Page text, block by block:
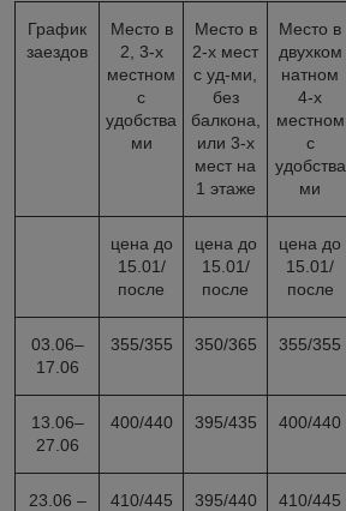
График
заездов
Место в
2, 3-х
местном
с
удобства
ми
Место в
2-х мест
с уд-ми,
без
балкона,
или 3-х
мест на
1 этаже
Место в
двухком
натном
4-х
местном
с
удобства
ми
цена до
15.01/
после
цена до
15.01/
после
цена до
15.01/
после
03.06–
17.06
355/355 350/365 355/355
13.06–
27.06
400/440 395/435 400/440
23.06 –
410/445 395/440 410/445